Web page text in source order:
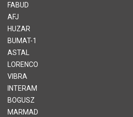
FABUD
AFJ
HUZAR
BUMAT-1
ASTAL
LORENCO
VIBRA
INTERAM
BOGUSZ
MARMAD